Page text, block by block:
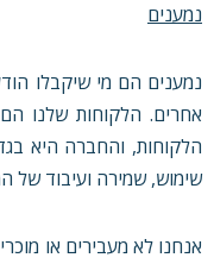
נמענים
שימוש, שמירה ועיבוד של
אנחנו לא מעבירים או